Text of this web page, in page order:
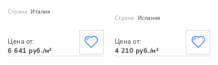
Страна: Италия
Цена от:
6 641 руб./м²
Страна: Испания
Цена от:
4 210 руб./м²